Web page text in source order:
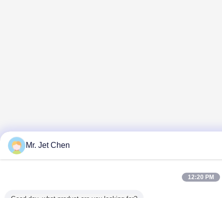
Mr. Jet Chen
12:20 PM